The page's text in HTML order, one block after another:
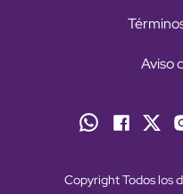
Aviso
Copyright Todos los